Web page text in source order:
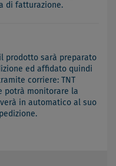
di fatturazione.
prodotto sarà preparato
ed affidato quindi
corriere: TNT
potrà monitorare la
in automatico al suo